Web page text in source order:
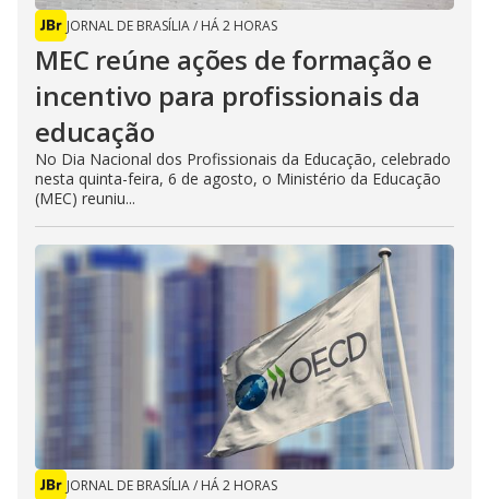
JORNAL DE BRASÍLIA/ HÁ 2 HORAS
MEC reúne ações de formação e
incentivo para profissionais da
educação
No Dia Nacional dos Profissionais da Educação, celebrado
nesta quinta-feira, 6 de agosto, o Ministério da Educação
(MEC) reuniu...
JORNAL DE BRASÍLIA/ HÁ 2 HORAS